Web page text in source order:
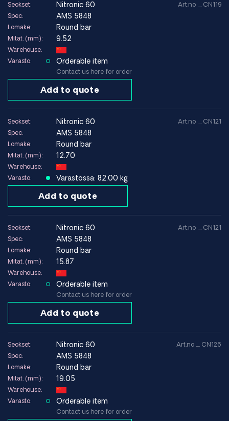
Seokset: nitronic 60
Spec: AMS 5848
Lomake: Round bar
Mitat. (mm): 9.52
Warehouse:
Varasto:
Orderable item
Contact us here for order
Add to quote
Art.no .... CN119
Seokset: nitronic 60
Spec: AMS 5848
Lomake: Round bar
Mitat. (mm): 12.70
Warehouse:
Varasto:
Varastossa: 82.00 kg
Add to quote
Art.no .... CN121
Seokset: nitronic 60
Spec: AMS 5848
Lomake: Round bar
Mitat. (mm): 15.87
Warehouse:
Varasto:
Orderable item
Contact us here for order
Add to quote
Art.no .... CN121
Seokset: nitronic 60
Spec: AMS 5848
Lomake: Round bar
Mitat. (mm): 19.05
Warehouse:
Varasto:
Orderable item
Contact us here for order
Art.no .... CN126